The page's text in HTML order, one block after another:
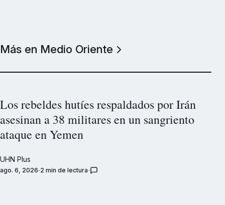
Más en Medio Oriente
Los rebeldes hutíes respaldados por Irán
asesinan a 38 militares en un sangriento
ataque en Yemen
UHN Plus
ago. 6, 2026 2 min de lectura